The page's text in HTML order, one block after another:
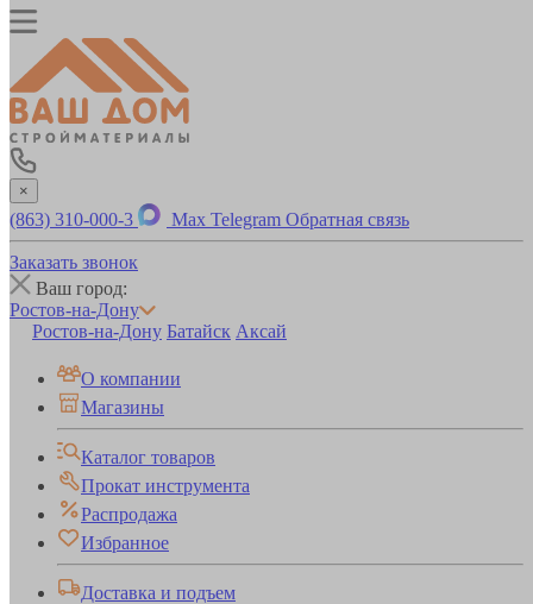
×
(863) 310-000-3 Max Telegram Обратная связь
Заказать звонок
Ваш город:
Ростов-на-Дону
Ростов-на-Дону Батайск Аксай
О компании
Магазины
Каталог товаров
Прокат инструмента
Распродажа
Избранное
Доставка и подъем